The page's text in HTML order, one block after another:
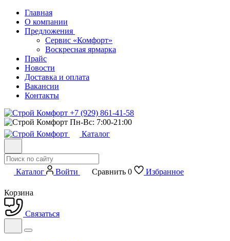
Главная
О компании
Предложения
Сервис «Комфорт»
Воскресная ярмарка
Прайс
Новости
Доставка и оплата
Вакансии
Контакты
+7 (929) 861-41-58
Пн-Вс: 7:00-21:00
Каталог
Каталог Войти Сравнить 0 Избранное
Корзина
Связаться